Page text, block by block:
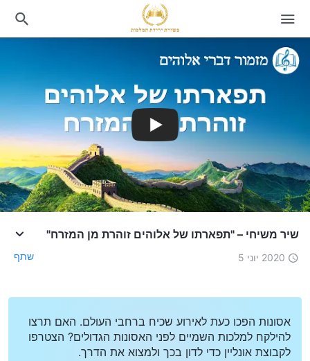
שיר משיחי – "תפארתו של אלוהים זוהרת מן המזרח"
2020 יוני 5 שתף
אסונות הפכו כעת לאירוע שכיח ברחבי העולם. האם תרצו
להילקח למלכות השמיים לפני האסונות הגדולים? הצטרפו
לקבוצת אונליין כדי לדון בכך ולמצוא את הדרך.